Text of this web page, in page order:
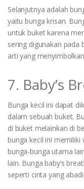
Selanjutnya adalah
yaitu bunga krisan.
untuk buket karena
sering digunakan pada
arti yang
7. Baby’s
Bunga kecil ini dapat
dalam sebuah buket.
di buket melainkan di
bunga kecil ini
bunga-bunga utama
lain. Bunga baby’s
seperti cinta yang